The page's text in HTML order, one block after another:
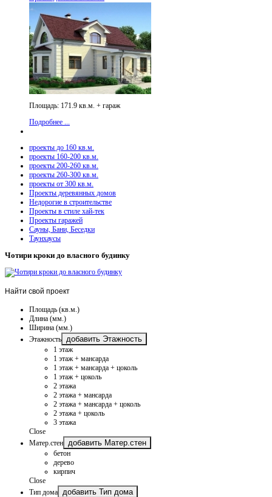
Площадь: 171.9 кв.м. + гараж
Подробнее ...
проекты до 160 кв.м.
проекты 160-200 кв.м.
проекты 200-260 кв.м.
проекты 260-300 кв.м.
проекты от 300 кв.м.
Проекты деревянных домов
Недорогие в строительстве
Проекты в стиле хай-тек
Проекты гаражей
Сауны, Бани, Беседки
Таунхаусы
Чотири кроки до власного будинку
Найти свой проект
Площадь (кв.м.)
Длина (мм.)
Ширина (мм.)
Этажность
добавить Этажность
1 этаж
1 этаж + мансарда
1 этаж + мансарда + цоколь
1 этаж + цоколь
2 этажа
2 этажа + мансарда
2 этажа + мансарда + цоколь
2 этажа + цоколь
3 этажа
Close
Матер.стен
добавить Матер.стен
бетон
дерево
кирпич
Close
Тип дома
добавить Тип дома